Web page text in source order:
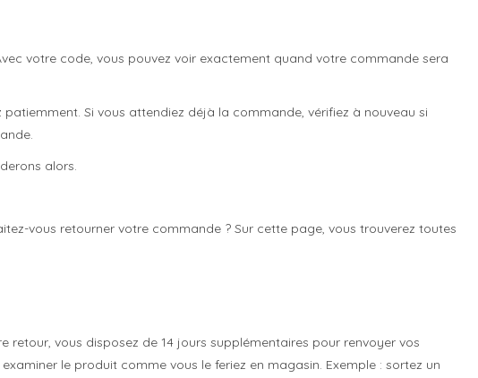
votre code, vous pouvez voir exactement quand votre commande sera
Si vous attendiez déjà la commande, vérifiez à nouveau si
alors.
vous retourner votre commande ? Sur cette page, vous trouverez toutes
retour, vous disposez de 14 jours supplémentaires pour renvoyer vos
le produit comme vous le feriez en magasin. Exemple : sortez un